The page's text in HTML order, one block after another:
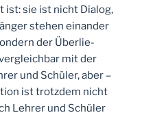
ist: sie ist nicht Dialog,
stehen einander
der Überlie-
mit der
und Schüler, aber –
ist trotzdem nicht
Lehrer und Schüler